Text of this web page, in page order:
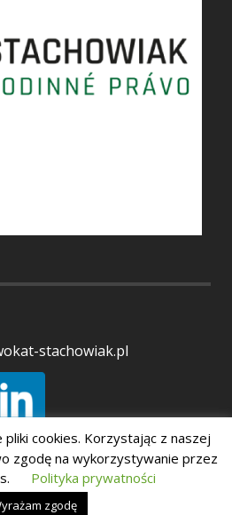
stachowiak.pl
Adwokacka
cookies. Korzystając z naszej
zgodę na wykorzystywanie przez
Polityka prywatności
zgodę